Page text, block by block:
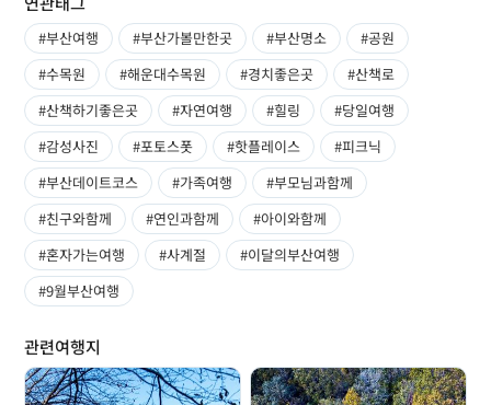
#부산여행 #부산가볼만한곳 #부산명소
#공원
#수목원
#해운대수목원 #경치좋은곳
#산책로
#산책하기좋은곳
#자연여행 #힐링
#당일여행
#감성사진
#포토스폿 #핫플레이스
#피크닉
#부산데이트코스
#가족여행
#부모님과함께
#친구와함께
#연인과함께
#아이와함께
#혼자가는여행
#사계절
#이달의부산여행
#9월부산여행
관련여행지